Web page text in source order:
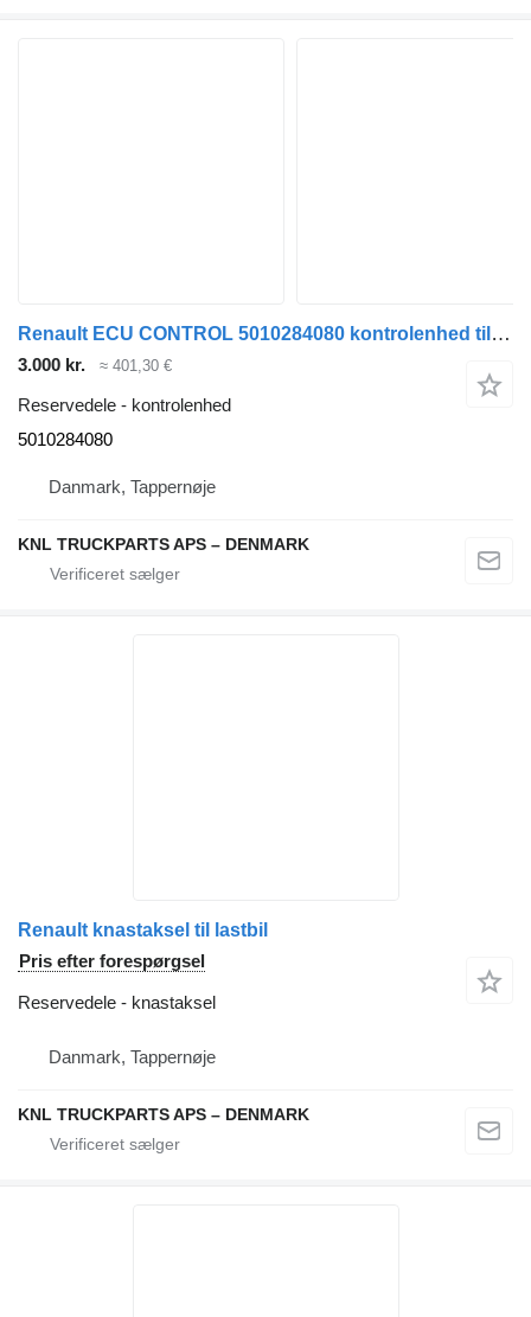
Renault ECU CONTROL 5010284080 kontrolenhed til lastbil
3.000 kr. ≈ 401,30 €
Reservedele - kontrolenhed
5010284080
Danmark, Tappernøje
KNL TRUCKPARTS APS – DENMARK
Renault knastaksel til lastbil
Pris efter forespørgsel
Reservedele - knastaksel
Danmark, Tappernøje
KNL TRUCKPARTS APS – DENMARK